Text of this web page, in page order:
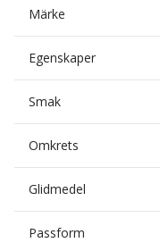
Märke
Egenskaper
Smak
Omkrets
Glidmedel
Passform